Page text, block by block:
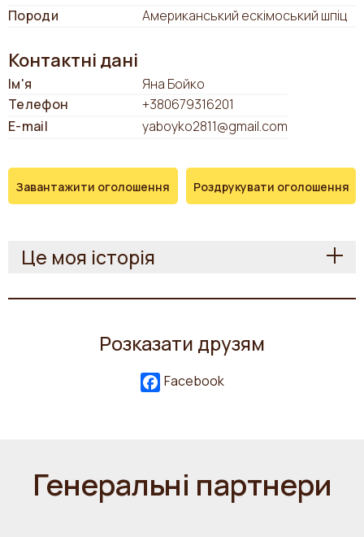
Породи
Американський ескімоський шпіц
Контактні дані
Ім'я
Яна Бойко
Телефон
+380679316201
E-mail
yaboyko2811@gmail.com
Завантажити оголошення Роздрукувати оголошення
Це моя історія
Розказати друзям
Facebook
Генеральні партнери